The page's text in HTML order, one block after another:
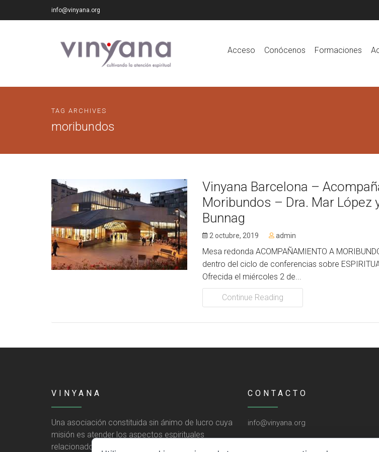
info@vinyana.org
Acceso Conócenos Formaciones
TAG ARCHIVES
moribundos
Vinyana Barcelona –
Moribundos – Dra. Mar López
Bunnag
2 octubre, 2019 admin
Mesa redonda ACOMPAÑAMIENTO A
dentro del ciclo de conferencias sobre
Ofrecida el miércoles 2 de...
Continue Reading
VINYANA
Una asociación constituida sin ánimo de lucro cuya
misión es atender los aspectos espirituales
relacionados con el proceso vivir el morir.
CONTACTO
info@vinyana.org